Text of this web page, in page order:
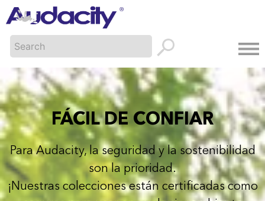
FÁCIL DE CONFIAR
Para Audacity, la seguridad y la sostenibilidad
son la prioridad.
¡Nuestras colecciones están certificadas como